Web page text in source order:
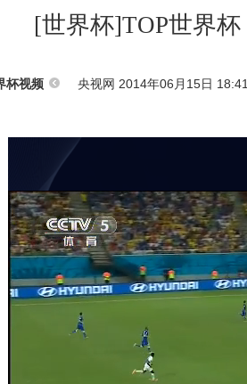
[世界杯]TOP世界
杯视频 央视网 2014年06月15日